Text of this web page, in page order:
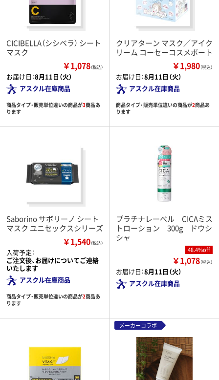
CICIBELLA（シシベラ） シート
マスク
￥1,078（税込）
お届け日：8月11日（火）
アスクル在庫商品
商品タイプ・販売単位違いの商品が3商品あ
ります
クリアターン マスク／アイク
リーム コーセーコスメポート
￥1,980（税込）
お届け日：8月11日（火）
アスクル在庫商品
商品タイプ・販売単位違いの商品が2商品あ
ります
Saborino サボリーノ シート
マスク ユニセックスシリーズ
￥1,540（税込）
入荷予定：
ご注文後、お届けについてご連絡
いたします
アスクル在庫商品
商品タイプ・販売単位違いの商品が2商品あ
ります
プラチナレーベル CICAミス
トローション 300g ドウシ
シャ
48.4%off
￥1,078（税込）
お届け日：8月11日（火）
アスクル在庫商品
メーカーコラボ